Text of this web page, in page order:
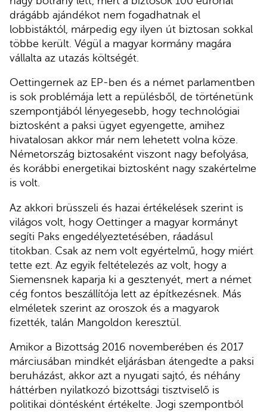
drágább ajándékot nem fogadhatnak el
lobbistáktól, márpedig egy ilyen út biztosan sokkal
többe került. Végül a magyar kormány magára
vállalta az utazás költségét.
Oettingernek az EP-ben és a német parlamentben
is sok problémája lett a repülésből, de történetünk
szempontjából lényegesebb, hogy technológiai
biztosként a paksi ügyet egyengette, amihez
hivatalosan akkor már nem lehetett volna köze.
Németország biztosaként viszont nagy befolyása,
és korábbi energetikai biztosként nagy szakértelme
is volt.
Az akkori brüsszeli és hazai értékelések szerint is
világos volt, hogy Oettinger a magyar kormányt
segíti Paks engedélyeztetésében, ráadásul
titokban. Csak az nem volt egyértelmű, hogy miért
tette ezt. Az egyik feltételezés az volt, hogy a
Siemensnek kaparja ki a gesztenyét, mert a német
cég fontos beszállítója lett az építkezésnek. Más
elméletek szerint az oroszok és a magyarok
fizették, talán Mangoldon keresztül.
Amikor a Bizottság 2016 novemberében és 2017
márciusában mindkét eljárásban átengedte a paksi
beruházást, akkor azt a nyugati sajtó, és néhány
háttérben nyilatkozó bizottsági tisztviselő is
politikai döntésként értékelte. Jogi szempontból